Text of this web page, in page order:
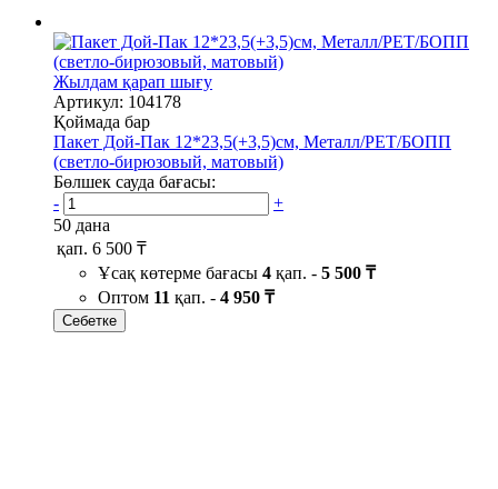
Жылдам қарап шығу
Артикул: 104178
Қоймада бар
Пакет Дой-Пак 12*23,5(+3,5)см, Металл/PET/БОПП
(светло-бирюзовый, матовый)
Бөлшек сауда бағасы:
-
+
50 дана
қап. 6 500 ₸
Ұсақ көтерме бағасы 4 қап. - 5 500 ₸
Оптом 11 қап. - 4 950 ₸
Себетке